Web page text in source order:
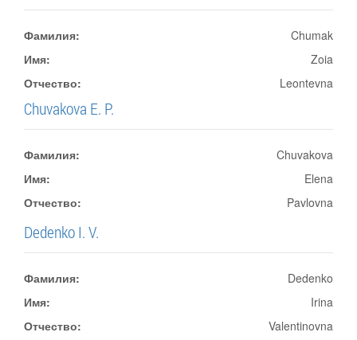
Фамилия:
Chumak
Имя:
Zoia
Отчество:
Leontevna
Chuvakova E. P.
Фамилия:
Chuvakova
Имя:
Elena
Отчество:
Pavlovna
Dedenko I. V.
Фамилия:
Dedenko
Имя:
Irina
Отчество:
Valentinovna